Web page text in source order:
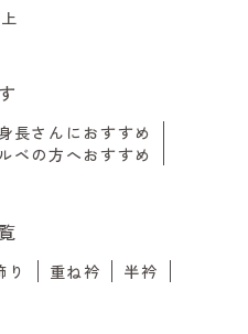
長さんにおすすめ
ベの方へおすすめ
り 重ね衿
半衿